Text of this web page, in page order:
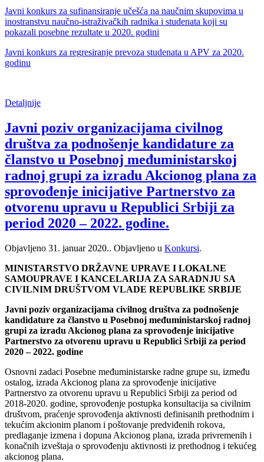
Javni konkurs za sufinansiranje učešća na naučnim skupovima u
inostranstvu naučno-istraživačkih radnika i studenata koji su
pokazali posebne rezultate u 2020. godini
Javni konkurs za regresiranje prevoza studenata u APV za 2020.
godinu
Detaljnije
Javni poziv organizacijama civilnog
društva za podnošenje kandidature za
članstvo u Posebnoj međuministarskoj
radnoj grupi za izradu Akcionog plana za
sprovođenje inicijative Partnerstvo za
otvorenu upravu u Republici Srbiji za
period 2020 – 2022. godine.
Objavljeno 31. januar 2020.. Objavljeno u Konkursi.
MINISTARSTVO DRŽAVNE UPRAVE I LOKALNE
SAMOUPRAVE I KANCELARIJA ZA SARADNJU SA
CIVILNIM DRUŠTVOM VLADE REPUBLIKE SRBIJE
Javni poziv organizacijama civilnog društva za podnošenje
kandidature za članstvo u Posebnoj međuministarskoj radnoj
grupi za izradu Akcionog plana za sprovođenje inicijative
Partnerstvo za otvorenu upravu u Republici Srbiji za period
2020 – 2022. godine
Osnovni zadaci Posebne međuministarske radne grupe su, između
ostalog, izrada Akcionog plana za sprovođenje inicijative
Partnerstvo za otvorenu upravu u Republici Srbiji za period od
2018-2020. godine, sprovođenje postupka konsultacija sa civilnim
društvom, praćenje sprovođenja aktivnosti definisanih prethodnim i
tekućim akcionim planom i poštovanje predviđenih rokova,
predlaganje izmena i dopuna Akcionog plana, izrada privremenih i
konačnih izveštaja o sprovođenju aktivnosti iz prethodnog i tekućeg
akcionog plana.